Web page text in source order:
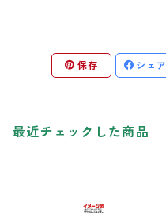
保存 シェア
最近チェックした商品